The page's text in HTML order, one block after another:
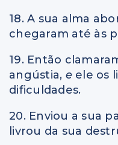
18. A sua alma
chegaram até às
19. Então
angústia, e ele os
dificuldades.
20. Enviou a sua
livrou da sua